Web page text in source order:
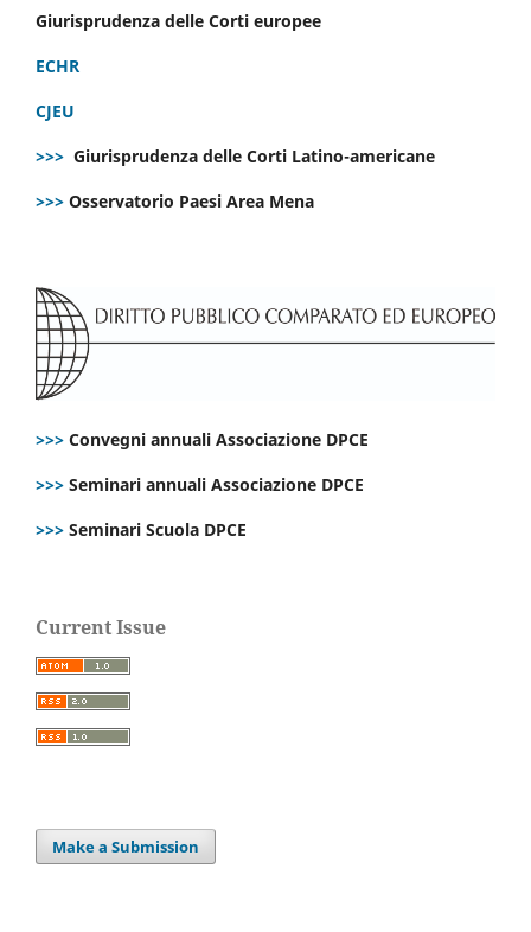
Giurisprudenza delle Corti europee
ECHR
CJEU
>>> Giurisprudenza delle Corti Latino-americane
>>> Osservatorio Paesi Area Mena
>>> Convegni annuali Associazione DPCE
>>> Seminari annuali Associazione DPCE
>>> Seminari Scuola DPCE
Current Issue
Make a Submission